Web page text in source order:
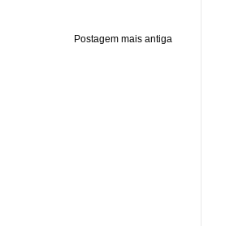
Postagem mais antiga